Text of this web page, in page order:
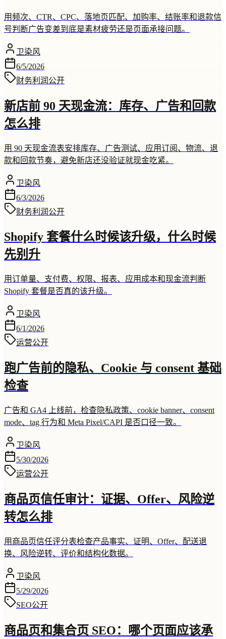
用频次、CTR、CPC、落地页匹配、加购率、结账率和退款信
号判断广告变差到底是素材疲劳还是页面承接问题。
卫染风
6/5/2026
财务利润 公开
新店前 90 天现金流：库存、广告和回款
怎么排
用 90 天现金流表安排库存、广告测试、应用订阅、物流、退
款和回款节奏，避免新店还没验证就现金吃紧。
卫染风
6/3/2026
财务利润 公开
Shopify 套餐什么时候该升级，什么时候
先别升
用订单量、支付费、权限、报表、应用成本和现金流判断
Shopify 套餐是否真的该升级。
卫染风
6/1/2026
运营公开
跑广告前的隐私、Cookie 与 consent 基础
检查
广告和 GA4 上线前，检查隐私政策、cookie banner、consent
mode、tag 行为和 Meta Pixel/CAPI 是否口径一致。
卫染风
5/30/2026
运营公开
商品页信任审计：证据、Offer、风险逆
转怎么排
用商品页信任评分表检查产品事实、证明、Offer、配送退
换、风险逆转、评价和结构化数据。
卫染风
5/29/2026
SEO公开
商品页和集合页 SEO：哪个页面应该承